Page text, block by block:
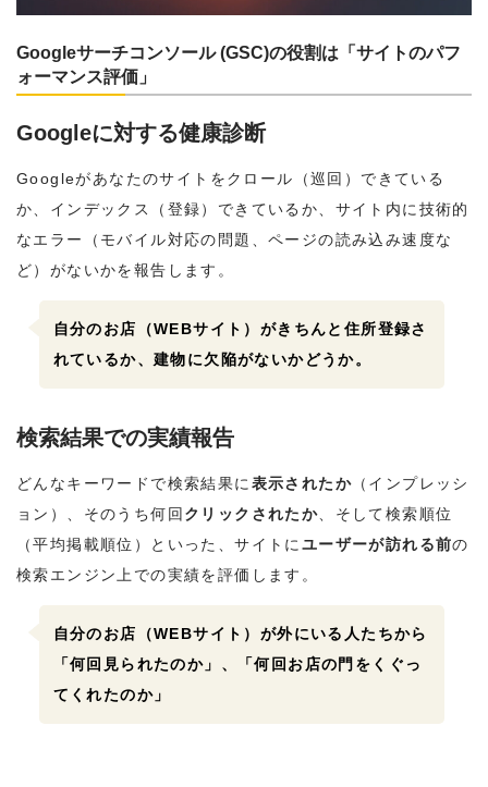
Googleサーチコンソール (GSC)の役割は「サイトのパフ
ォーマンス評価」
Googleに対する健康診断
Googleがあなたのサイトをクロール（巡回）できている
か、インデックス（登録）できているか、サイト内に技術的
なエラー（モバイル対応の問題、ページの読み込み速度な
ど）がないかを報告します。
自分のお店（WEBサイト）がきちんと住所登録さ
れているか、建物に欠陥がないかどうか。
検索結果での実績報告
どんなキーワードで検索結果に 表示されたか （インプレッシ
ョン）、そのうち何回 クリックされたか 、そして検索順位
（平均掲載順位）といった、サイトに ユーザーが訪れる前の
検索エンジン上での実績を評価します。
自分のお店（WEBサイト）が外にいる人たちから
「何回見られたのか」、「何回 お店の門をくぐっ
てくれたのか」